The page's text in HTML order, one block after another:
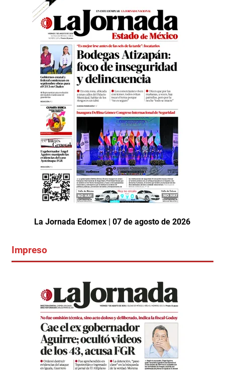
La Jornada Edomex | 07 de agosto de 2026
Impreso